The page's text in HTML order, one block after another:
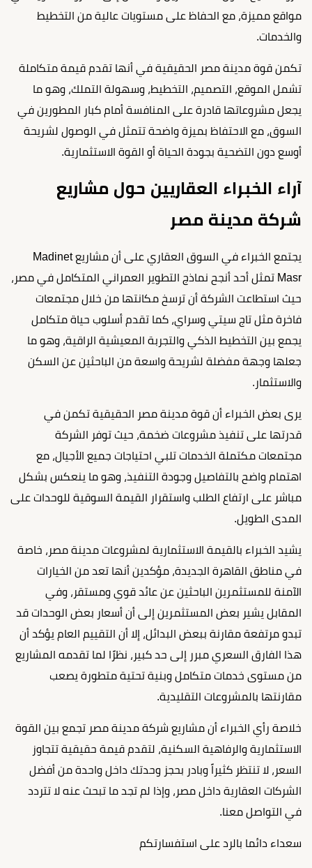
مواقع مميزة، مع الحفاظ على مستويات عالية من التخطيط
والخدمات.
تكمن قوة مدينة مصر الحقيقية في أنها تقدم قيمة متكاملة
تشمل الموقع، التصميم، التخطيط، وسهولة التملك، وهو ما
يجعل مشروعاتها قادرة على المنافسة أمام كبار المطورين في
السوق، مع الاحتفاظ بميزة واضحة تتمثل في الوصول لشريحة
أوسع دون التضحية بجودة الحياة أو القوة الاستثمارية.
آراء الخبراء العقاريين حول مشاريع
شركة مدينة مصر
يجتمع الخبراء في السوق العقاري على أن مشاريع Madinet
Masr تمثل أحد أنجح نماذج التطوير العمراني المتكامل في مصر،
حيث استطاعت الشركة أن ترسخ مكانتها من خلال مجتمعات
فاخرة مثل تاج سيتي وسراي، كما تقدم أسلوب حياة متكامل
يجمع بين التخطيط الذكي والتجربة المعيشية الراقية، وهو ما
جعلها وجهة مفضلة لشريحة واسعة من الباحثين عن السكن
والاستثمار.
يرى بعض الخبراء أن قوة مدينة مصر الحقيقية تكمن في
قدرتها على تنفيذ مشروعات ضخمة، حيث توفر الشركة
مجتمعات مكتملة الخدمات تلبي احتياجات جميع الأجيال، مع
اهتمام واضح بالتفاصيل وجودة التنفيذ، وهو ما ينعكس بشكل
مباشر على ارتفاع الطلب واستقرار القيمة السوقية للوحدات على
المدى الطويل.
يشيد الخبراء بالقيمة الاستثمارية لمشروعات مدينة مصر، خاصة
في مناطق القاهرة الجديدة، مؤكدين أنها تعد من الخيارات
الآمنة للمستثمرين الباحثين عن عائد قوي ومستقر، وفي
المقابل يشير بعض المستثمرين إلى أن أسعار بعض الوحدات قد
تبدو مرتفعة مقارنة ببعض البدائل، إلا أن التقييم العام يؤكد أن
هذا الفارق السعري مبرر إلى حد كبير، نظرًا لما تقدمه المشاريع
من مستوى خدمات متكامل وبنية تحتية متطورة يصعب
مقارنتها بالمشروعات التقليدية.
خلاصة رأي الخبراء أن مشاريع شركة مدينة مصر تجمع بين القوة
الاستثمارية والرفاهية السكنية، لتقدم قيمة حقيقية تتجاوز
السعر، لا تنتظر كثيراً وبادر بحجز وحدتك داخل واحدة من أفضل
الشركات العقارية داخل مصر، وإذا لم تجد ما تبحث عنه لا تتردد
في التواصل معنا.
سعداء دائما بالرد على استفسارتكم